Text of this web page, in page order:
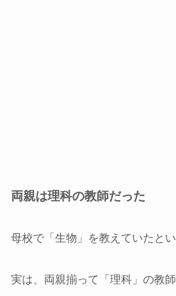
両親は理科の教師だった
母校で「生物」を教えていたとい
実は、両親揃って「理科」の教師